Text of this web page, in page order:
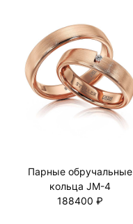
Парные обручальные
кольца JM-4
188400 ₽